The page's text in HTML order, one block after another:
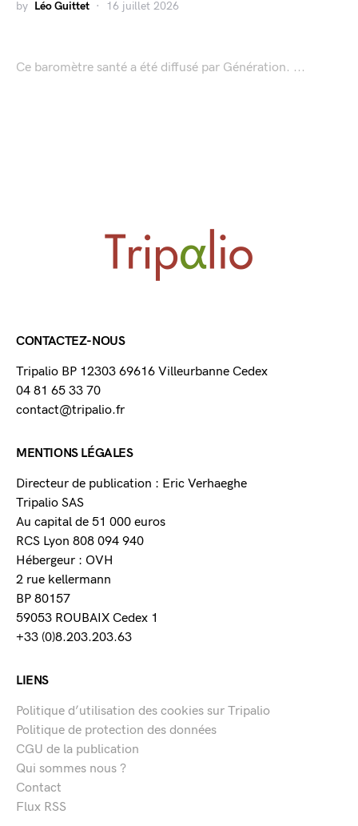
by Léo Guittet 16 juillet 2026
Ce baromètre santé a été diffusé par Génération. ...
CONTACTEZ-NOUS
Tripalio BP 12303 69616 Villeurbanne Cedex
04 81 65 33 70
contact@tripalio.fr
MENTIONS LÉGALES
Directeur de publication : Eric Verhaeghe
Tripalio SAS
Au capital de 51 000 euros
RCS Lyon 808 094 940
Hébergeur : OVH
2 rue kellermann
BP 80157
59053 ROUBAIX Cedex 1
+33 (0)8.203.203.63
LIENS
Politique d’utilisation des cookies sur Tripalio
Politique de protection des données
CGU de la publication
Qui sommes nous ?
Contact
Flux RSS